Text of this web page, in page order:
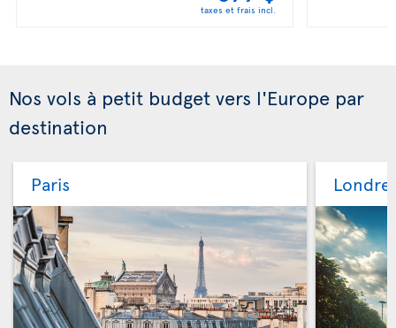
taxes et frais incl.
Nos vols à petit budget vers l'Europe par
destination
Paris